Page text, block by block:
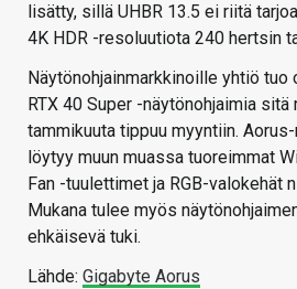
lisätty, sillä UHBR 13.5 ei riitä
4K HDR -resoluutiota 240 hertsin
Näytönohjainmarkkinoille yhtiö tuo
RTX 40 Super -näytönohjaimia sitä
tammikuuta tippuu myyntiin.
löytyy muun muassa tuoreimmat
Fan -tuulettimet ja RGB-valokehät
Mukana tulee myös
ehkäisevä tuki.
Lähde: Gigabyte Aorus